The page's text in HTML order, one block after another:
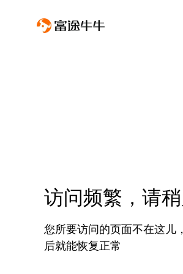
访问频繁，请
您所要访问的页面不在这儿
后就能恢复正常